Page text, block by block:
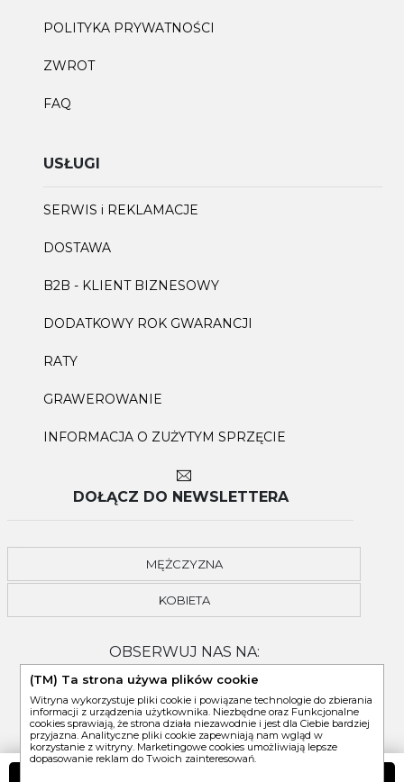
POLITYKA PRYWATNOŚCI
ZWROT
FAQ
USŁUGI
SERWIS i REKLAMACJE
DOSTAWA
B2B - KLIENT BIZNESOWY
DODATKOWY ROK GWARANCJI
RATY
GRAWEROWANIE
INFORMACJA O ZUŻYTYM SPRZĘCIE
DOŁĄCZ DO NEWSLETTERA
MĘŻCZYZNA
KOBIETA
OBSERWUJ NAS NA:
(TM) Ta strona używa plików cookie
Witryna wykorzystuje pliki cookie i powiązane technologie do zbierania
informacji z urządzenia użytkownika. Niezbędne oraz Funkcjonalne
cookies sprawiają, że strona działa niezawodnie i jest dla Ciebie bardziej
przyjazna. Analityczne pliki cookie zapewniają nam wgląd w
korzystanie z witryny. Marketingowe cookies umożliwiają lepsze
dopasowanie reklam do Twoich zainteresowań.